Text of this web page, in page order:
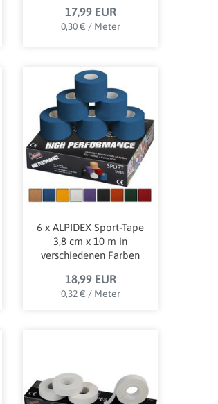
17,99 EUR
0,30 € / Meter
6 x ALPIDEX Sport-Tape
3,8 cm x 10 m in
verschiedenen Farben
18,99 EUR
0,32 € / Meter